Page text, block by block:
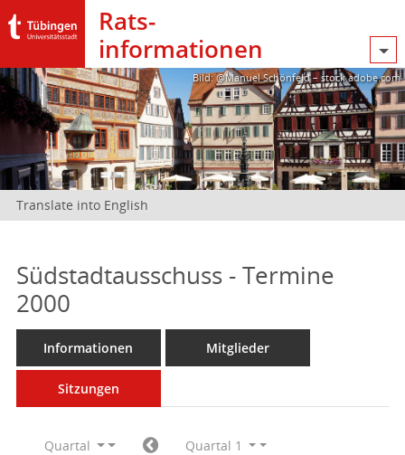
Rats­
informationen
Bild: @Manuel Schönfeld – stock.adobe.com
Translate into English
Südstadtausschuss - Termine
2000
Informationen Mitglieder
Sitzungen
Quartal
Quartal 1